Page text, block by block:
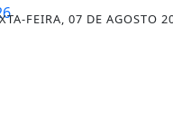
FEIRA, 07 DE AGOSTO